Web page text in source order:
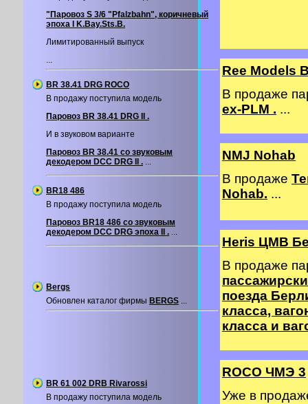
"Паровоз S 3/6 "Pfalzbahn", коричневый
эпоха I K.Bay.Sts.B.
Лимитированный выпуск
...
BR 38.41 DRG ROCO
В продажу поступила модель
Паровоз BR 38.41 DRG II .
И в звуковом варианте
Паровоз BR 38.41 со звуковым
декодером DCC DRG II . ...
BR18 486
В продажу поступила модель
Паровоз BR18 486 со звуковым
декодером DCС DRG эпоха II . ...
Bergs
Обновлен каталог фирмы BERGS ...
BR 61 002 DRB Rivarossi
В продажу поступила модель
Ree Models
В продаже
ex-PLM . ...
NMJ Nohab
В продаже
Nohab. ...
Heris ЦМВ
В продаже
поезда
класса,
класса и
ROCO ЧМЭ 3
Уже в